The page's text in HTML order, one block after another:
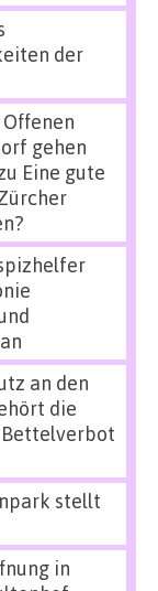
der
gehen
Eine gute
an den
die
stellt
in